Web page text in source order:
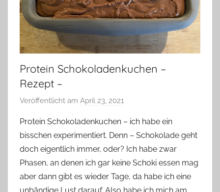
Protein Schokoladenkuchen –
Rezept –
Veröffentlicht am April 23, 2021
Y
v
o
n
Protein Schokoladenkuchen – ich habe ein
bisschen experimentiert. Denn – Schokolade geht
doch eigentlich immer, oder? Ich habe zwar
Phasen, an denen ich gar keine Schoki essen mag
aber dann gibt es wieder Tage, da habe ich eine